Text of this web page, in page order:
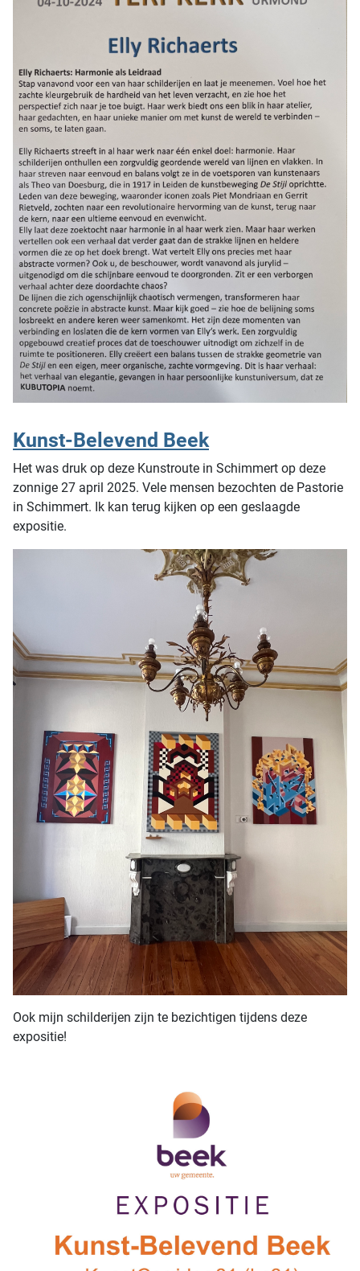
Kunst-Belevend Beek
Het was druk op deze Kunstroute in Schimmert op deze
zonnige 27 april 2025. Vele mensen bezochten de Pastorie
in Schimmert. Ik kan terug kijken op een geslaagde
expositie.
Ook mijn schilderijen zijn te bezichtigen tijdens deze
expositie!